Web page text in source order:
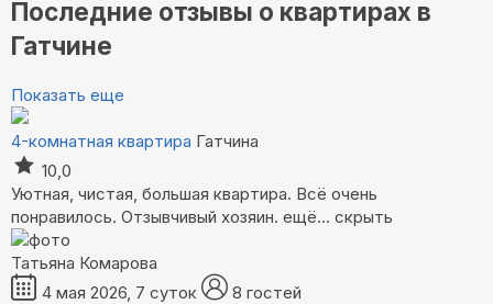
Последние отзывы о квартирах в
Гатчине
Показать еще
4-комнатная квартира Гатчина
10,0
Уютная, чистая, большая квартира. Всё очень
понравилось. Отзывчивый хозяин. ещё... скрыть
Татьяна Комарова
4 мая 2026, 7 суток
8 гостей